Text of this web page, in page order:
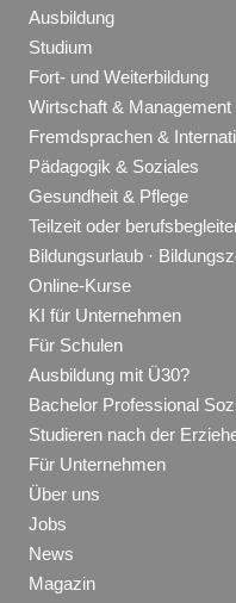
Ausbildung
Studium
Fort- und Weiterbildung
Wirtschaft & Management
Fremdsprachen &
Pädagogik & Soziales
Gesundheit & Pflege
Teilzeit oder
Bildungsurlaub ·
Online-Kurse
KI für Unternehmen
Für Schulen
Ausbildung mit Ü30?
Bachelor Professional
Studieren nach der
Für Unternehmen
Über uns
Jobs
News
Magazin